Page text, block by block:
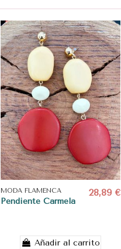
MODA FLAMENCA
Pendiente Carmela
28,89 €
Añadir al carrito